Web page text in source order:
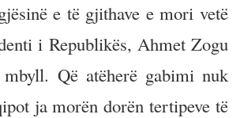
e të gjithave e mori vetë
i Republikës, Ahmet Zogu
Që atëherë gabimi nuk
ja morën dorën tertipeve të